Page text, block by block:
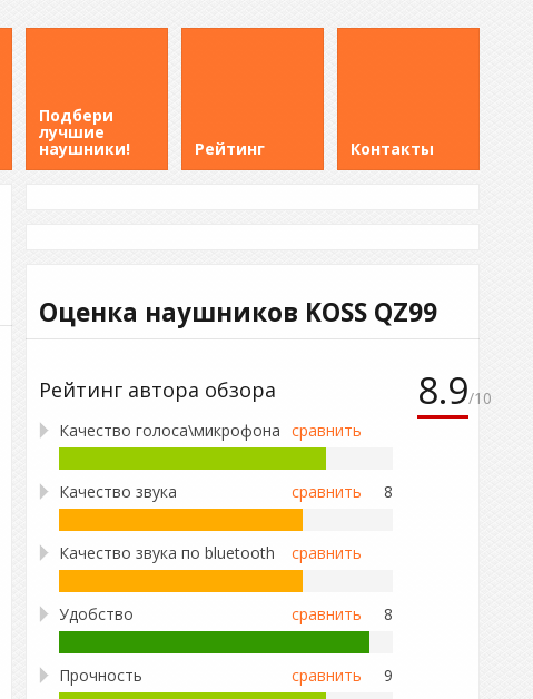
Подбери
лучшие
наушники! Рейтинг Контакты
Оценка наушников KOSS QZ99
Рейтинг автора обзора
Качество голоса\микрофона сравнить
Качество звука 8
сравнить
Качество звука по bluetooth сравнить
Удобство 8
сравнить
Прочность 9
сравнить
8.9/10